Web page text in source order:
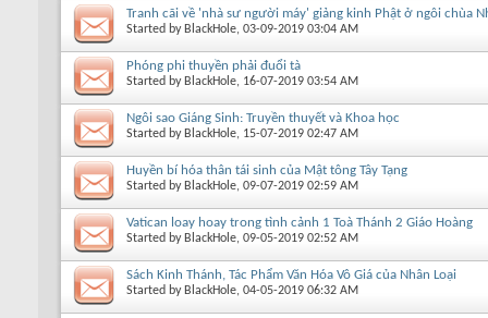
Tranh cãi về 'nhà sư người máy' giảng kinh Phật ở ngôi chùa
Started by BlackHole, 03-09-2019 03:04 AM
Phóng phi thuyền phải đuổi tà
Started by BlackHole, 16-07-2019 03:54 AM
Ngôi sao Giáng Sinh: Truyền thuyết và Khoa học
Started by BlackHole, 15-07-2019 02:47 AM
Huyền bí hóa thân tái sinh của Mật tông Tây Tạng
Started by BlackHole, 09-07-2019 02:59 AM
Vatican loay hoay trong tình cảnh 1 Toà Thánh 2 Giáo Hoàng
Started by BlackHole, 09-05-2019 02:52 AM
Sách Kinh Thánh, Tác Phẩm Văn Hóa Vô Giá của Nhân Loại
Started by BlackHole, 04-05-2019 06:32 AM